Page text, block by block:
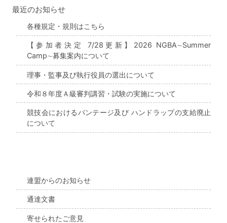
最近のお知らせ
各種規定・規則はこちら
【参加者決定 7/28更新】2026 NGBA∼Summer
Camp∼募集案内について
理事・監事及び執行役員の選出について
令和８年度Ａ級審判講習・試験の実施について
競技会におけるバンテージ及び ハンドラップの支給廃止
について
連盟からのお知らせ
通達文書
寄せられたご意見